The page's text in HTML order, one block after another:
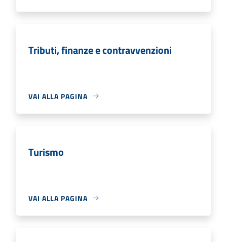
Tributi, finanze e contravvenzioni
VAI ALLA PAGINA
Turismo
VAI ALLA PAGINA